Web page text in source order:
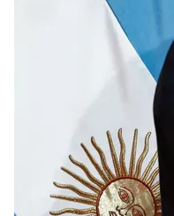
España y
Crisis
Buenos
Compartir